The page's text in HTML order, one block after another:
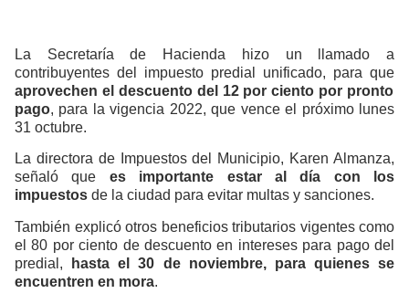
La Secretaría de Hacienda hizo un llamado a
contribuyentes del impuesto predial unificado, para que
aprovechen el descuento del 12 por ciento por pronto
pago, para la vigencia 2022, que vence el próximo lunes
31 octubre.
La directora de Impuestos del Municipio, Karen Almanza,
señaló que es importante estar al día con los
impuestos de la ciudad para evitar multas y sanciones.
También explicó otros beneficios tributarios vigentes como
el 80 por ciento de descuento en intereses para pago del
predial,
hasta el 30 de noviembre, para quienes se
encuentren en mora.